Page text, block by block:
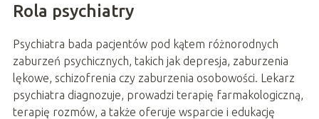
Rola psychiatry
Psychiatra bada pacjentów pod kątem różnorodnych
zaburzeń psychicznych, takich jak depresja, zaburzenia
lękowe, schizofrenia czy zaburzenia osobowości. Lekarz
psychiatra diagnozuje, prowadzi terapię farmakologiczną,
terapię rozmów, a także oferuje wsparcie i edukację